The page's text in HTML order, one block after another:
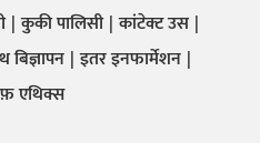
कुकी पालिसी कांटेक्ट उस
बिज्ञापन इतर इनफार्मेशन
एथिक्स